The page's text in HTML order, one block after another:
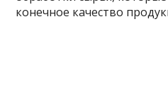
конечное качество